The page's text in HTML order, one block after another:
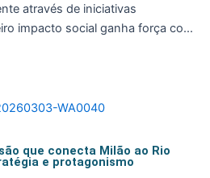
através de iniciativas
impacto social ganha força co...
que conecta Milão ao Rio
e protagonismo